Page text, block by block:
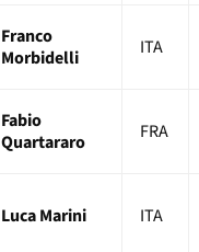
Franco
Morbidelli
ITA
Fabio
Quartararo
FRA
Luca Marini ITA